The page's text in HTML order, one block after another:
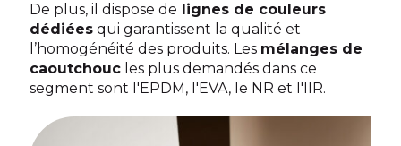
De plus, il dispose de lignes de couleurs
dédiées qui garantissent la qualité et
l’homogénéité des produits. Les mélanges de
caoutchouc les plus demandés dans ce
segment sont l'EPDM, l'EVA, le NR et l'IIR.